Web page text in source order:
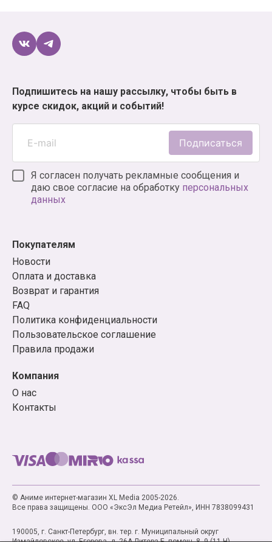
Подпишитесь на нашу рассылку, чтобы быть в
курсе скидок, акций и событий!
Подписаться
Я согласен получать рекламные сообщения и
даю свое согласие на обработку персональных
данных
Покупателям
Новости
Оплата и доставка
Возврат и гарантия
FAQ
Политика конфиденциальности
Пользовательское соглашение
Правила продажи
Компания
О нас
Контакты
© Аниме интернет-магазин XL Media 2005-2026.
Все права защищены. ООО «ЭксЭл Медиа Ретейл», ИНН 7838099431
190005, г. Санкт-Петербург, вн. тер. г. Муниципальный округ